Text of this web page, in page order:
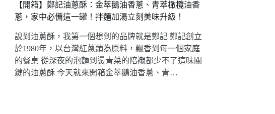
【開箱】鄭記油蔥酥：金萃鵝油香蔥、青萃橄欖油香
蔥，家中必備這一罐！拌麵加湯立刻美味升級！
說到油蔥酥，我第一個想到的品牌就是鄭記 鄭記創立
於1980年，以台灣紅蔥頭為原料，飄香到每一個家庭
的餐桌 從深夜的泡麵到燙青菜的陪襯都少不了這味關
鍵的油蔥酥 今天就來開箱金萃鵝油香蔥、青…